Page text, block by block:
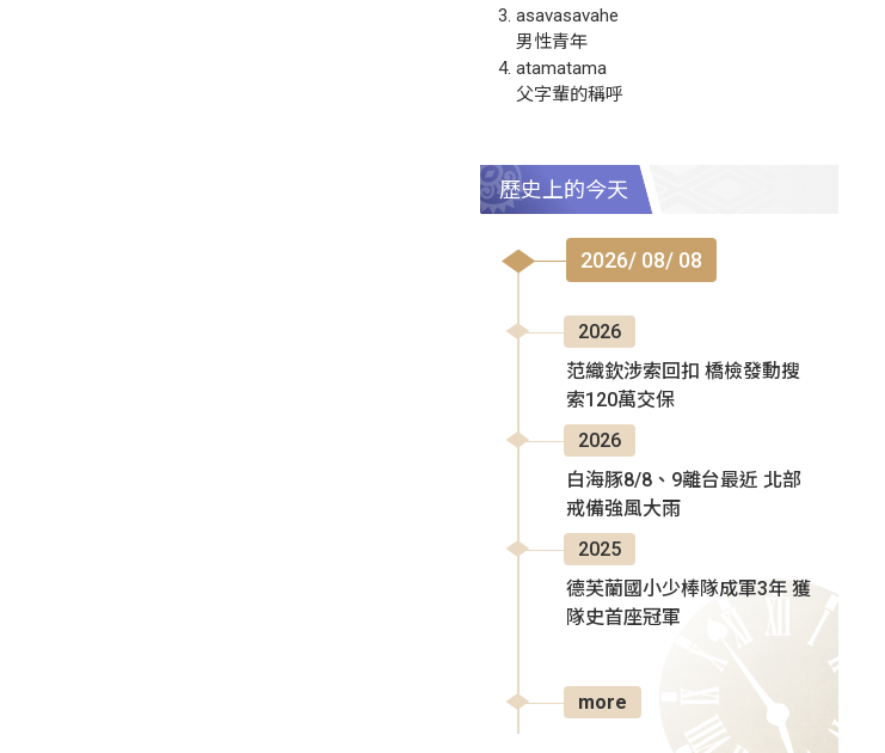
asavasavahe
男性青年
atamatama
父字輩的稱呼
歷史上的今天
2026/ 08/ 08
2026
范織欽涉索回扣 橋檢發動搜
索120萬交保
2026
白海豚8/8、9離台最近 北部
戒備強風大雨
2025
德芙蘭國小少棒隊成軍3年 獲
隊史首座冠軍
more